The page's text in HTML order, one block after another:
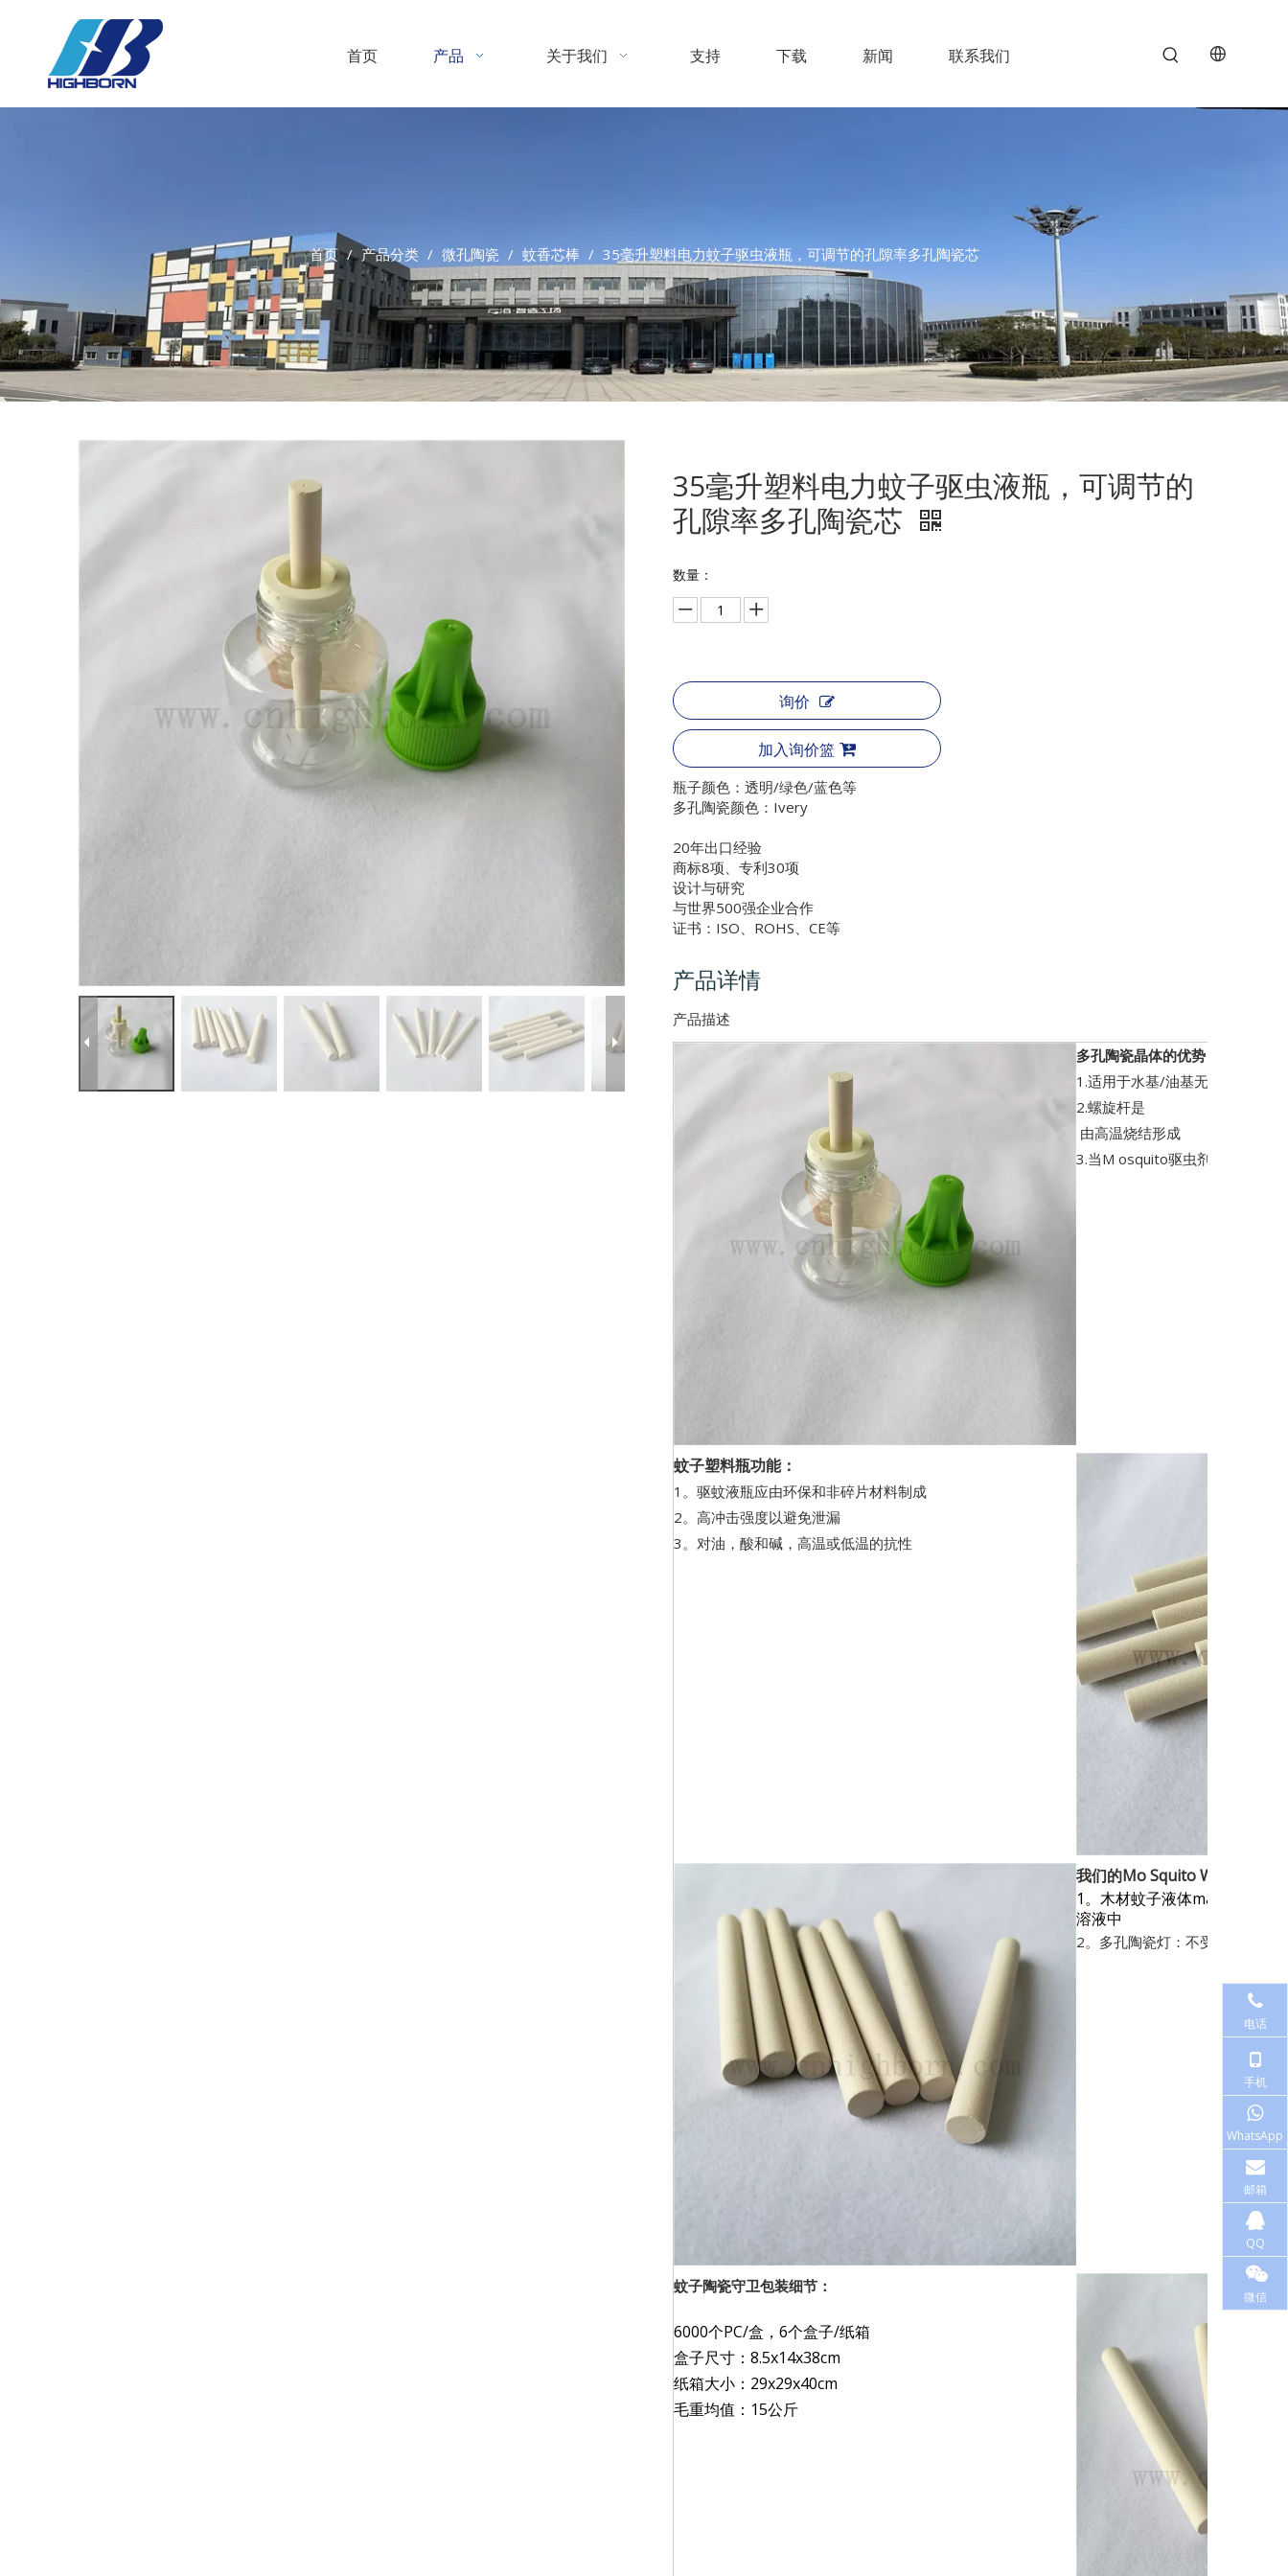
首页 产品 关于我们 支持 下载 新闻 联系我们
首页 / 产品分类 / 微孔陶瓷 / 蚊香芯棒 / 35毫升塑料电力蚊子驱虫液瓶，可调节的孔隙率多孔陶瓷芯
35毫升塑料电力蚊子驱虫液瓶，可调节的
孔隙率多孔陶瓷芯
数量：
询价
加入询价篮
瓶子颜色：透明/绿色/蓝色等
多孔陶瓷颜色：Ivery
20年出口经验
商标8项、专利30项
设计与研究
与世界500强企业合作
证书：ISO、ROHS、CE等
产品详情
产品描述
多孔陶瓷晶体的优势：
1.适用于水基/油基无机
2.螺旋杆是
由高温烧结形成
3.当M osquito驱虫剂时，没有有
蚊子塑料瓶功能：
1。驱蚊液瓶应由环保和非碎片材料制成
2。高冲击强度以避免泄漏
3。对油，酸和碱，高温或低温的抗性
我们的MoSquito Wick材料：
1。木材蚊子液体mandrel：
溶液中
2。多孔陶瓷灯：不受驱蚊剂的
蚊子陶瓷守卫包装细节：
6000个PC/盒，6个盒子/纸箱
盒子尺寸：8.5x14x38cm
纸箱大小：29x29x40cm
毛重均值：15公斤
电话
手机
WhatsApp
邮箱
QQ
微信